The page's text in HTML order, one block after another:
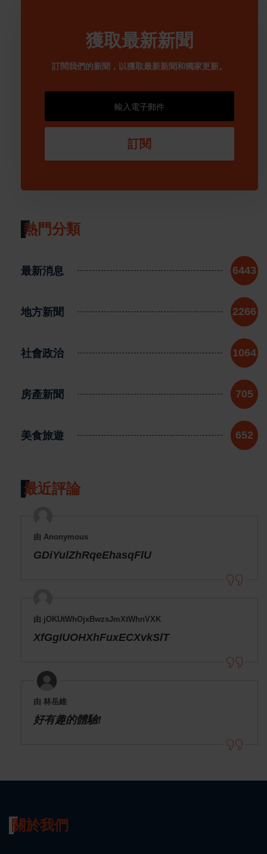
獲取最新新聞
訂閱我們的新聞，以獲取最新新聞和獨家更新。
訂閱
熱門分類
最新消息 6443
地方新聞 2266
社會政治 1064
房產新聞 705
美食旅遊 652
最近評論
由 Anonymous
GDiYulZhRqeEhasqFlU
由 jOKUtWhOjxBwzsJmXtWhnVXK
XfGgIUOHXhFuxECXvkSlT
由 林岳維
好有趣的體驗!
關於我們